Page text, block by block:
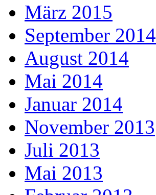
März 2015
September 2014
August 2014
Mai 2014
Januar 2014
November 2013
Juli 2013
Mai 2013